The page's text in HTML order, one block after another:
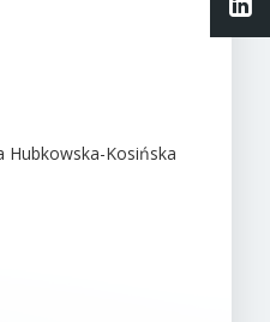
Hubkowska-Kosińska